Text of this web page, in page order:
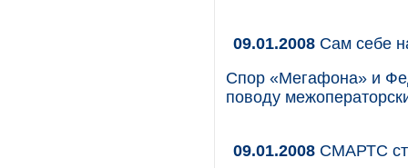
09.01.2008 Сам себе
Спор «Мегафона» и
поводу
09.01.2008 СМАРТС